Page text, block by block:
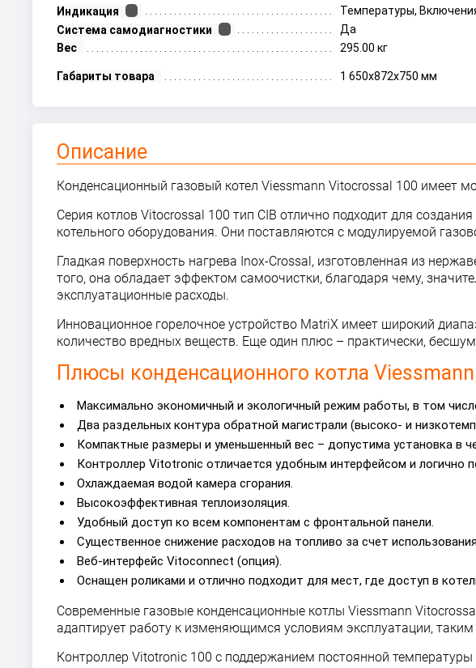
Индикация
Температуры,
Система самодиагностики
Да
Вес
295.00 кг
Габариты товара 1 650x872x750 мм
Описание
Конденсационный газовый котел Viessmann Vitocrossal 100 имеет
Серия котлов Vitocrossal 100 тип CIB отлично подходит для
котельного оборудования. Они поставляются с модулируемой
Гладкая поверхность нагрева Inox-Crossal, изготовленная из
того, она обладает эффектом самоочистки, благодаря чему,
эксплуатационные расходы.
Инновационное горелочное устройство MatriX имеет широкий
количество вредных веществ. Еще один плюс – практически,
Плюсы конденсационного котла
Максимально экономичный и экологичный режим работы, в том
Два раздельных контура обратной магистрали (высоко- и
Компактные размеры и уменьшенный вес – допустима установка в
Контроллер Vitotronic отличается удобным интерфейсом и логично
Охлаждаемая водой камера сгорания.
Высокоэффективная теплоизоляция.
Удобный доступ ко всем компонентам с фронтальной панели.
Существенное снижение расходов на топливо за счет
Веб-интерфейс Vitoconnect (опция).
Оснащен роликами и отлично подходит для мест, где доступ в
Современные газовые конденсационные котлы Viessmann
адаптирует работу к изменяющимся условиям эксплуатации,
Контроллер Vitotronic 100 с поддержанием постоянной